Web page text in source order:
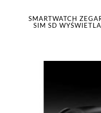
SMARTWATCH
SIM SD